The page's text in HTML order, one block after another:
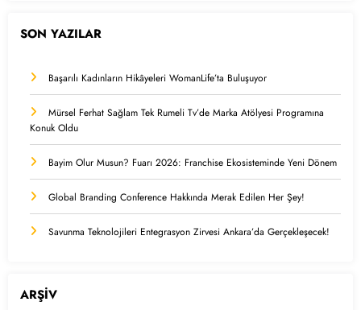
SON YAZILAR
Başarılı Kadınların Hikâyeleri WomanLife’ta Buluşuyor
Mürsel Ferhat Sağlam Tek Rumeli Tv’de Marka Atölyesi Programına
Konuk Oldu
Bayim Olur Musun? Fuarı 2026: Franchise Ekosisteminde Yeni Dönem
Global Branding Conference Hakkında Merak Edilen Her Şey!
Savunma Teknolojileri Entegrasyon Zirvesi Ankara’da Gerçekleşecek!
ARŞİV